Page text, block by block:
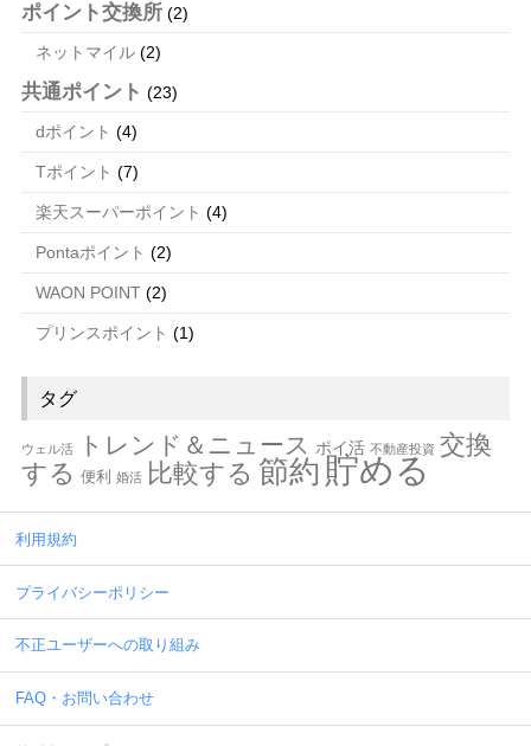
ポイント交換所(2)
ネットマイル(2)
共通ポイント (23)
dポイント (4)
Tポイント (7)
楽天スーパーポイント (4)
Pontaポイント (2)
WAON POINT(2)
プリンスポイント (1)
タグ
ウェル活 トレンド＆ニュース ポイ活 不動産投資 交換
する 便利 婚活 比較する 節約 貯める
利用規約
プライバシーポリシー
不正ユーザーへの取り組み
FAQ・お問い合わせ